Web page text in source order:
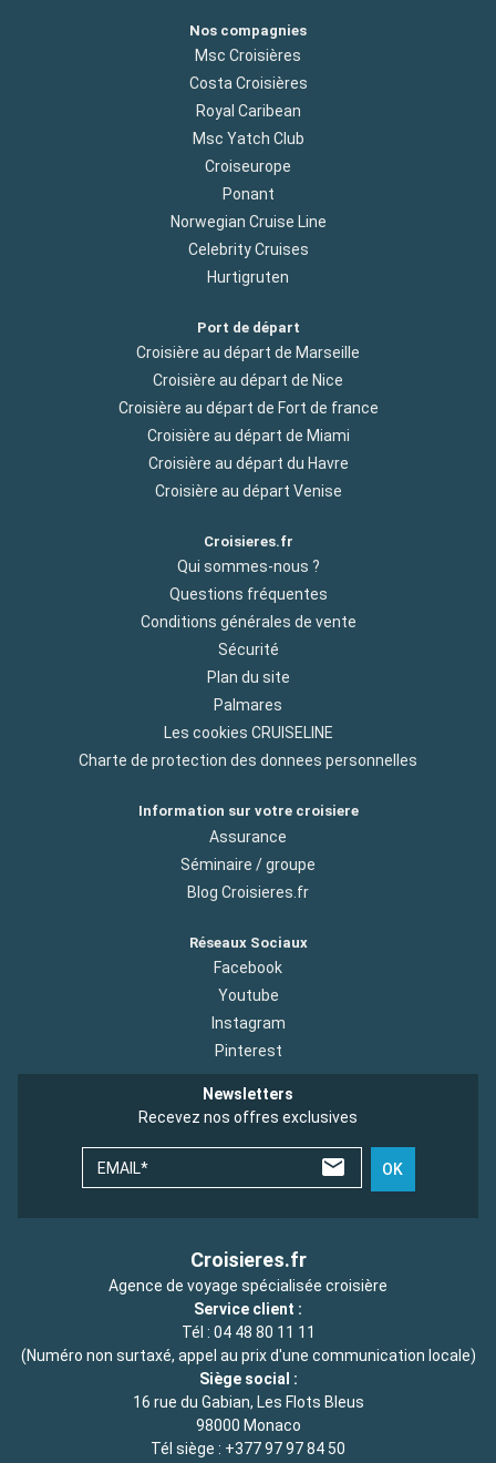
Nos compagnies
Msc Croisières
Costa Croisières
Royal Caribean
Msc Yatch Club
Croiseurope
Ponant
Norwegian Cruise Line
Celebrity Cruises
Hurtigruten
Port de départ
Croisière au départ de Marseille
Croisière au départ de Nice
Croisière au départ de Fort de france
Croisière au départ de Miami
Croisière au départ du Havre
Croisière au départ Venise
Croisieres.fr
Qui sommes-nous ?
Questions fréquentes
Conditions générales de vente
Sécurité
Plan du site
Palmares
Les cookies CRUISELINE
Charte de protection des donnees personnelles
Information sur votre croisiere
Assurance
Séminaire / groupe
Blog Croisieres.fr
Réseaux Sociaux
Facebook
Youtube
Instagram
Pinterest
Newsletters
Recevez nos offres exclusives
EMAIL* OK
Croisieres.fr
Agence de voyage spécialisée croisière
Service client :
Tél : 04 48 80 11 11
(Numéro non surtaxé, appel au prix d'une communication locale)
Siège social :
16 rue du Gabian, Les Flots Bleus
98000 Monaco
Tél siège : +377 97 97 84 50